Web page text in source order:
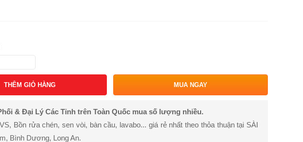
THÊM GIỎ HÀNG MUA NGAY
& Đại Lý Các Tỉnh trên Toàn Quốc mua số lượng nhiều.
Bồn rửa chén, sen vòi, bàn cầu, lavabo... giá rẻ nhất theo thỏa thuận tại SÀI
Bình Dương, Long An.